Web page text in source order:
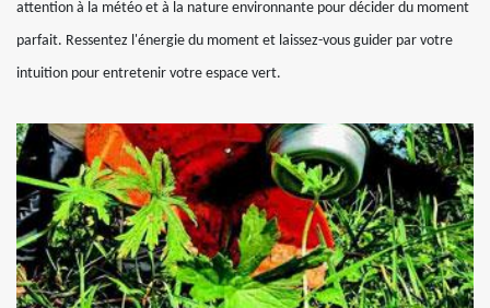
attention à la météo et à la nature environnante pour décider du moment
parfait. Ressentez l'énergie du moment et laissez-vous guider par votre
intuition pour entretenir votre espace vert.